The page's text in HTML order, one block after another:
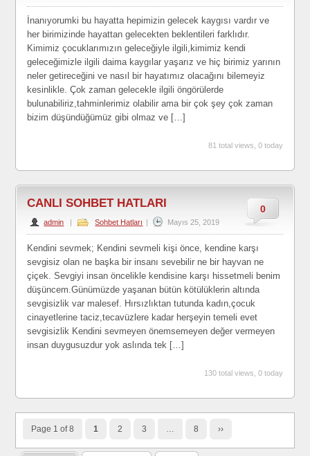
İnanıyorumki bu hayatta hepimizin gelecek kaygısı vardır ve
her birimizinde hayattan gelecekten beklentileri farklıdır.
Kimimiz çocuklarımızın geleceğiyle ilgili,kimimiz kendi
geleceğimizle ilgili daima kaygılar yaşarız ve hiç birimiz yarının
neler getireceğini ve nasıl bir hayatımız olacağını bilemeyiz
kesinlikle. Çok zaman gelecekle ilgili öngörülerde
bulunabiliriz,tahminlerimiz olabilir ama bir çok şey çok zaman
bizim düşündüğümüz gibi olmaz ve […]
81 total views, 0 today
0
CANLI SOHBET HATLARI
admin | Sohbet Hatları | Mayıs 25, 2019
Kendini sevmek; Kendini sevmeli kişi önce, kendine karşı
sevgisiz olan ne başka bir insanı sevebilir ne bir hayvan ne
çiçek. Sevgiyi insan öncelikle kendisine karşı hissetmeli benim
düşüncem.Günümüzde yaşanan bütün kötülüklerin altında
sevgisizlik var malesef. Hırsızlıktan tutunda kadın,çocuk
cinayetlerine taciz,tecavüzlere kadar herşeyin temeli evet
sevgisizlik Kendini sevmeyen önemsemeyen değer vermeyen
insan duygusuzdur yok aslında tek […]
130 total views, 0 today
Page 1 of 8 1 2 3 … 8 ››